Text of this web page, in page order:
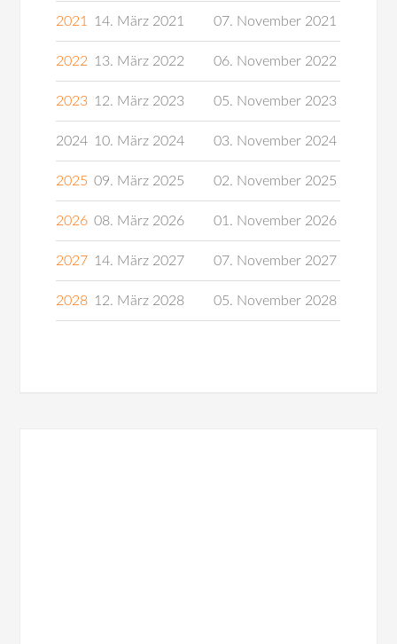
2021 14. März 2021 07. November 2021
2022 13. März 2022 06. November 2022
2023 12. März 2023 05. November 2023
2024 10. März 2024 03. November 2024
2025 09. März 2025 02. November 2025
2026 08. März 2026 01. November 2026
2027 14. März 2027 07. November 2027
2028 12. März 2028 05. November 2028